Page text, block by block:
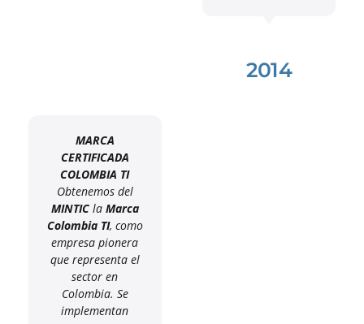
2014
MARCA
CERTIFICADA
COLOMBIA TI
Obtenemos del
MINTICla Marca
Colombia TI, como
empresa pionera
que representa el
sector en
Colombia. Se
implementan